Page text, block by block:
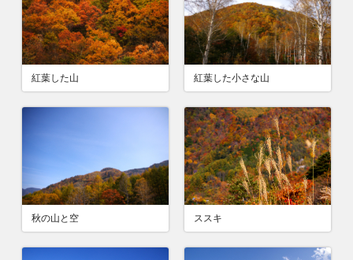
紅葉した山 紅葉した小さな山
秋の山と空 ススキ